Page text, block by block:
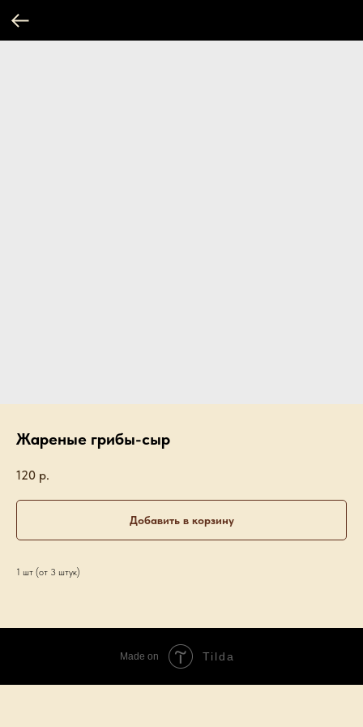
Жареные грибы-сыр
120 р.
Добавить в корзину
1 шт (от 3 штук)
Made on Tilda